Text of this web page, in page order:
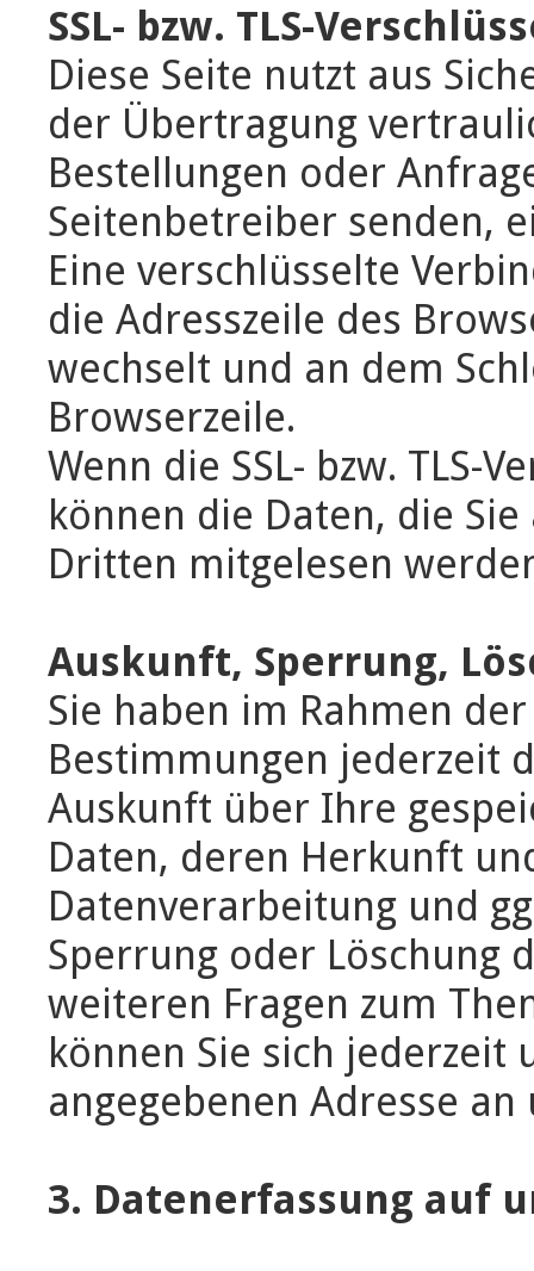
SSL- bzw. TLS-
Diese Seite nutzt aus
der Übertragung
Bestellungen oder
Seitenbetreiber senden,
Eine verschlüsselte
die Adresszeile des
wechselt und an dem
Browserzeile.
Wenn die SSL- bzw. TLS-
können die Daten, die
Dritten mitgelesen
Auskunft, Sperrung,
Sie haben im Rahmen
Bestimmungen jederzeit
Auskunft über Ihre
Daten, deren Herkunft
Datenverarbeitung und
Sperrung oder Löschung
weiteren Fragen zum
können Sie sich
angegebenen Adresse an
3. Datenerfassung auf